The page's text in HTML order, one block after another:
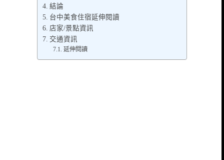
結論
台中美食住宿延伸閱讀
店家/景點資訊
交通資訊
延伸閱讀